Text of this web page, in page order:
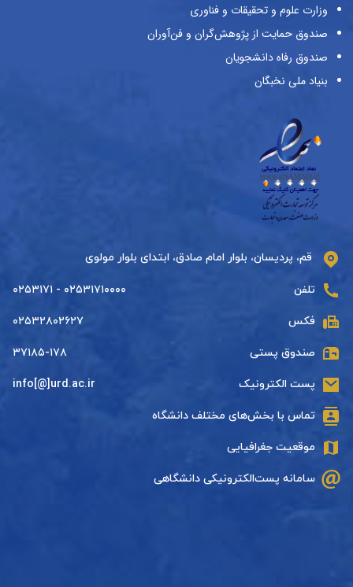
وزارت علوم و تحقیقات و فناوری
صندوق حمایت از پژوهش‌گران و فن‌آوران
صندوق رفاه دانشجویان
بنیاد ملی نخبگان
قم، پردیسان، بلوار امام صادق، ابتدای بلوار مولوی
تلفن ۰۲۵۳۱۷۱۰۰۰۰ - ۰۲۵۳۱۷۱
فکس ۰۲۵۳۲۸۰۲۶۲۷
صندوق پستی ۳۷۱۸۵-۱۷۸
پست الکترونیک info[@]urd.ac.ir
تماس با بخش‌های مختلف دانشگاه
موقعیت جغرافیایی
سامانه پست‌الکترونیکی دانشگاهی